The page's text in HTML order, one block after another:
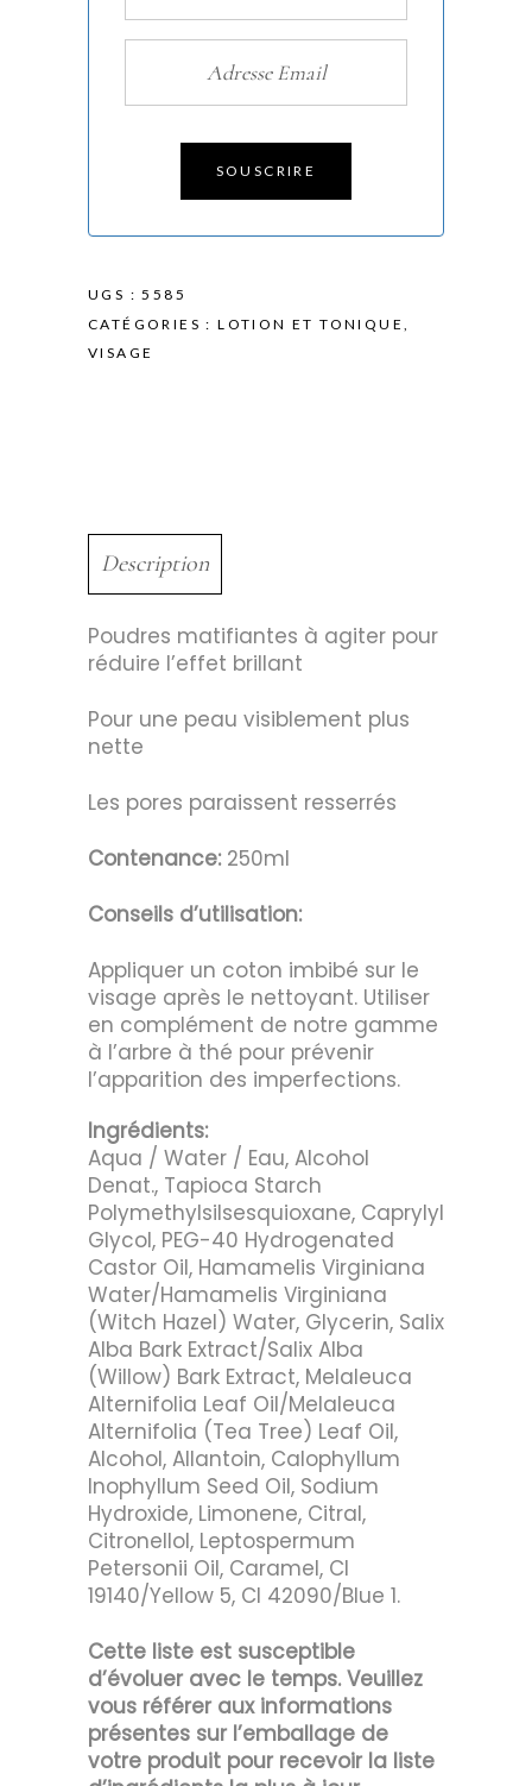
SOUSCRIRE
UGS :5585
CATÉGORIES :LOTION ET TONIQUE,
VISAGE
Description
Poudres matifiantes à agiter pour
réduire l’effet brillant
Pour une peau visiblement plus
nette
Les pores paraissent resserrés
Contenance: 250ml
Conseils d’utilisation:
Appliquer un coton imbibé sur le
visage après le nettoyant. Utiliser
en complément de notre gamme
à l’arbre à thé pour prévenir
l’apparition des imperfections.
Ingrédients:
Aqua / Water / Eau, Alcohol
Denat., Tapioca Starch
Polymethylsilsesquioxane, Caprylyl
Glycol, PEG-40 Hydrogenated
Castor Oil, Hamamelis Virginiana
Water/Hamamelis Virginiana
(Witch Hazel) Water, Glycerin, Salix
Alba Bark Extract/Salix Alba
(Willow) Bark Extract, Melaleuca
Alternifolia Leaf Oil/Melaleuca
Alternifolia (Tea Tree) Leaf Oil,
Alcohol, Allantoin, Calophyllum
Inophyllum Seed Oil, Sodium
Hydroxide, Limonene, Citral,
Citronellol, Leptospermum
Petersonii Oil, Caramel, CI
19140/Yellow 5, CI 42090/Blue 1.
Cette liste est susceptible
d’évoluer avec le temps. Veuillez
vous référer aux informations
présentes sur l’emballage de
votre produit pour recevoir la liste